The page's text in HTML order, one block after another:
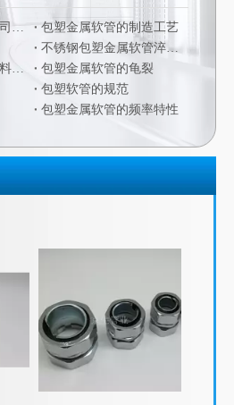
江苏京生管业有限公司危险废物管理制度公司
包塑金属软管的制造工艺
不锈钢包塑金属软管淬火硬化
复合包塑金属软管材料的二次加工
包塑金属软管的龟裂
包塑软管的规范
包塑金属软管的频率特性